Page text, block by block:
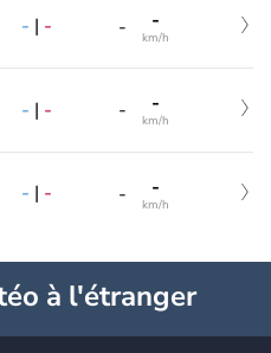
- | - - -
km/h
- | - - -
km/h
- | - - -
km/h
à l'étranger